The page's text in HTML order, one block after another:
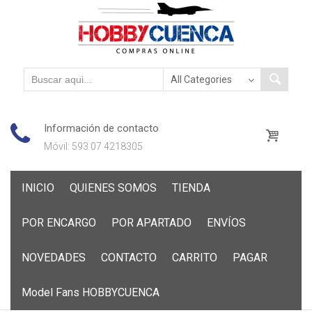
Información de contacto
Móvil: 593 07 4218305
INICIO QUIENES SOMOS TIENDA
POR ENCARGO POR APARTADO ENVÍOS
NOVEDADES CONTACTO CARRITO PAGAR
Model Fans HOBBYCUENCA